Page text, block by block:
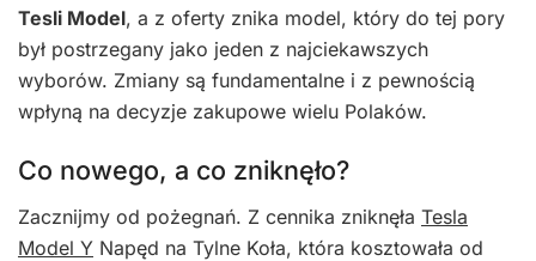
Tesli Model, a z oferty znika model, który do tej pory
był postrzegany jako jeden z najciekawszych
wyborów. Zmiany są fundamentalne i z pewnością
wpłyną na decyzje zakupowe wielu Polaków.
Co nowego, a co zniknęło?
Zacznijmy od pożegnań. Z cennika zniknęła Tesla
Model Y Napęd na Tylne Koła, która kosztowała od